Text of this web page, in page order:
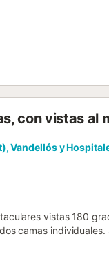
Baño/WC,
de terraza. Vista al
Plaza de
con vistas al
Vandellós y
vistas 180
camas
alojamiento da la
o fiestas de